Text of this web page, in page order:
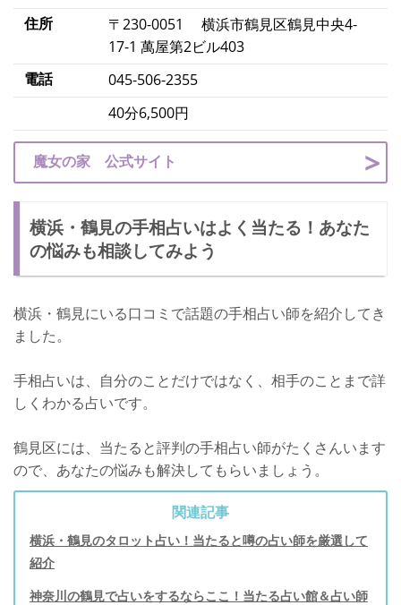
住所
〒230-0051 横浜市鶴見区鶴見中央4-
17-1 萬屋第2ビル403
電話
045-506-2355
40分6,500円
魔女の家 公式サイト
横浜・鶴見の手相占いはよく当たる！あなた
の悩みも相談してみよう
横浜・鶴見にいる口コミで話題の手相占い師を紹介してき
ました。
手相占いは、自分のことだけではなく、相手のことまで詳
しくわかる占いです。
鶴見区には、当たると評判の手相占い師がたくさんいます
ので、あなたの悩みも解決してもらいましょう。
関連記事
横浜・鶴見のタロット占い！当たると噂の占い師を厳選して
紹介
神奈川の鶴見で占いをするならここ！当たる占い館＆占い師